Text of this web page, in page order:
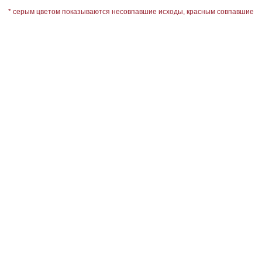
* серым цветом показываются несовпавшие исходы, красным совпавшие